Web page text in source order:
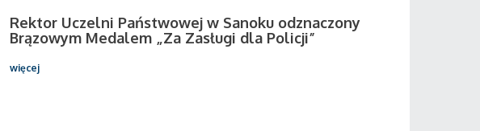
Rektor Uczelni Państwowej w Sanoku odznaczony
Brązowym Medalem „Za Zasługi dla Policji”
więcej